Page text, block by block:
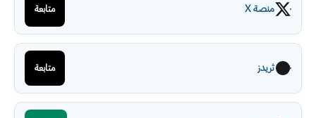
منصة X متابعة
ثريدز متابعة